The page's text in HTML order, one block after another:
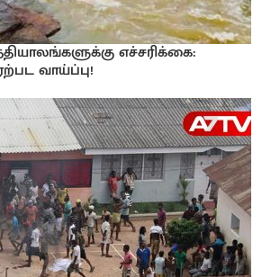
எச்சரிக்கை:
வாய்ப்பு!